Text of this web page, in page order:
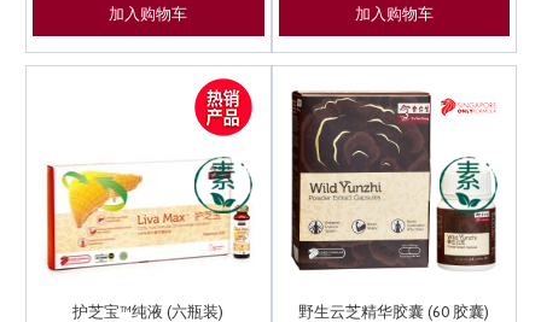
加入购物车 加入购物车
护芝宝™纯液 (六瓶装)
野生云芝精华胶囊 (60 胶囊)